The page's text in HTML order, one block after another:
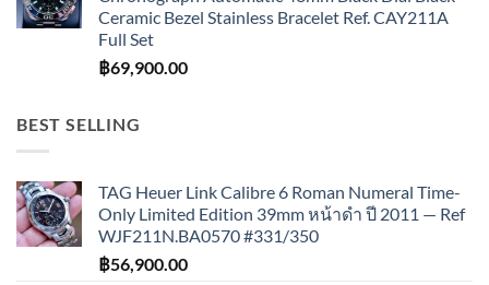
Ceramic Bezel Stainless Bracelet Ref. CAY211A
Full Set
฿69,900.00
BEST SELLING
TAG Heuer Link Calibre 6 Roman Numeral Time-
Only Limited Edition 39mm หน้าดำ ปี 2011 — Ref
WJF211N.BA0570 #331/350
฿56,900.00